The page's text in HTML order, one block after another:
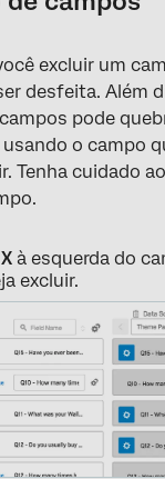
excluir um
desfeita. Além
pode
o campo
Tenha cuidado
X à esquerda do
excluir.